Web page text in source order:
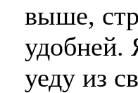
выше,
удобней.
уеду из